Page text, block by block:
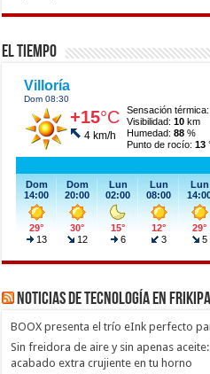
El Tiempo
Noticias de Tecnología en
BOOX presenta el trío eInk perfecto
Sin freidora de aire y sin apenas
acabado extra crujiente en tu horno